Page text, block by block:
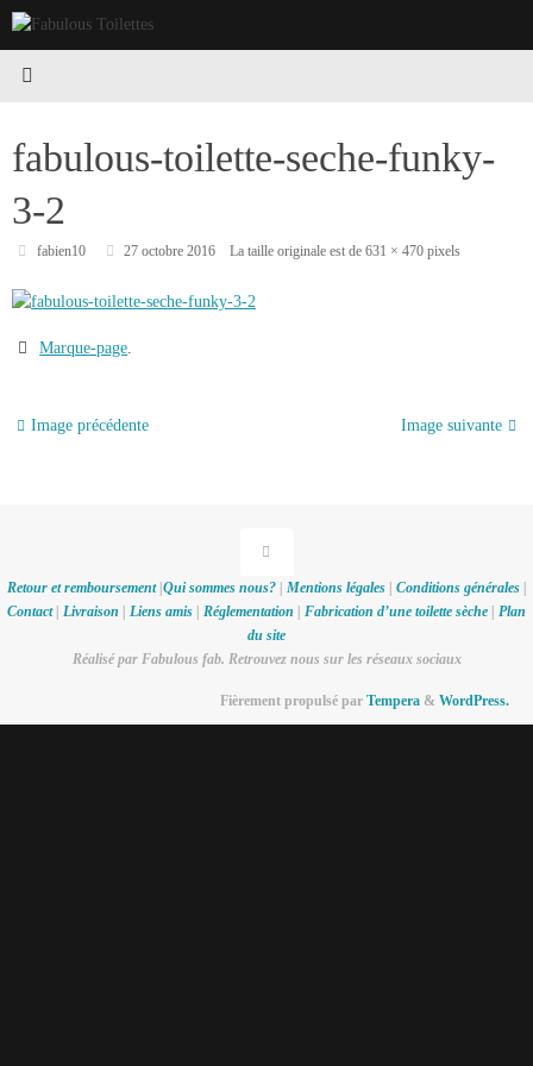
Passer
contenu
fabulous-toilette-seche-funky-
3-2
fabien10 27 octobre 2016 La taille originale est de631 × 470 pixels
Marque-page
Image précédente Image suivante
Retour et remboursement|Qui sommes nous?| Mentions légales| Conditions générales|
Contact| Livraison | Liens amis | Réglementation | Fabrication d’une toilette sèche | Plan
du site
Réalisé par Fabulous fab. Retrouvez nous sur les réseaux sociaux
Fièrement propulsé par Tempera & WordPress.